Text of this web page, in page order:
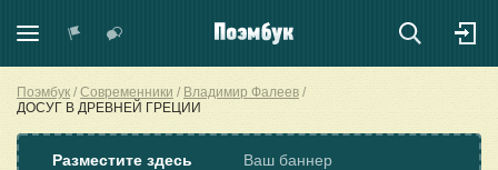
Поэмбук Современники
Владимир Фалеев
ДОСУГ В ДРЕВНЕЙ ГРЕЦИИ
Разместите здесь
Ваш баннер